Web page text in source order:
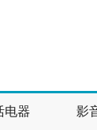
电器 影